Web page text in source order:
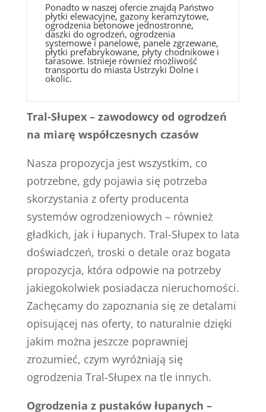
Ponadto w naszej ofercie znajdą Państwo
płytki elewacyjne, gazony keramzytowe,
ogrodzenia betonowe jednostronne,
daszki do ogrodzeń, ogrodzenia
systemowe i panelowe, panele zgrzewane,
płytki prefabrykowane, płyty chodnikowe i
tarasowe. Istnieje również możliwość
transportu do miasta Ustrzyki Dolne i
okolic.
Tral-Słupex – zawodowcy od ogrodzeń
na miarę współczesnych czasów
Nasza propozycja jest wszystkim, co
potrzebne, gdy pojawia się potrzeba
skorzystania z oferty producenta
systemów ogrodzeniowych – również
gładkich, jak i łupanych. Tral-Słupex to lata
doświadczeń, troski o detale oraz bogata
propozycja, która odpowie na potrzeby
jakiegokolwiek posiadacza nieruchomości.
Zachęcamy do zapoznania się ze detalami
opisującej nas oferty, to naturalnie dzięki
jakim można jeszcze poprawniej
zrozumieć, czym wyróżniają się
ogrodzenia Tral-Słupex na tle innych.
Ogrodzenia z pustaków łupanych –